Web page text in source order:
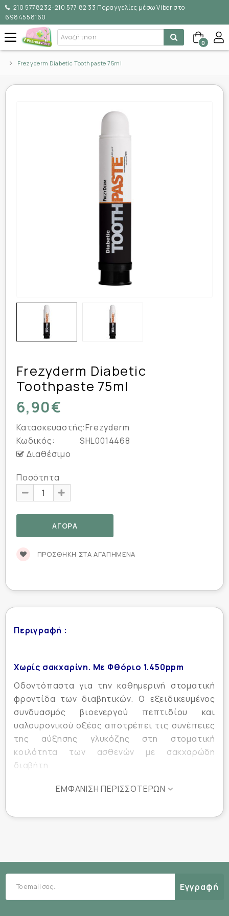
210 5778232-210 577 82 33 Παραγγελίες μέσω Viber στο
6984558160
0
Frezyderm Diabetic Toothpaste 75ml
Frezyderm Diabetic
Toothpaste 75ml
6,90€
Κατασκευαστής:Frezyderm
Κωδικός:
SHL0014468
Διαθέσιμο
Ποσότητα
ΠΡΟΣΘΉΚΗ ΣΤΑ ΑΓΑΠΗΜΈΝΑ
Περιγραφή :
Χωρίς σακχαρίνη. Με Φθόριο 1.450ppm
Οδοντόπαστα για την καθημερινή στοματική
φροντίδα των διαβητικών. Ο εξειδικευμένος
συνδυασμός βιοενεργού πεπτιδίου και
υαλουρονικού οξέος αποτρέπει τις συνέπειες
της αύξησης γλυκόζης στη στοματική
κοιλότητα των ασθενών με σακχαρώδη
διαβήτη.
- Μειώνει την οστική απώλεια
- Ενυδατώνει και επουλώνει τα ούλα
ΕΜΦΆΝΙΣΗ ΠΕΡΙΣΣΌΤΕΡΩΝ
Εγγραφή